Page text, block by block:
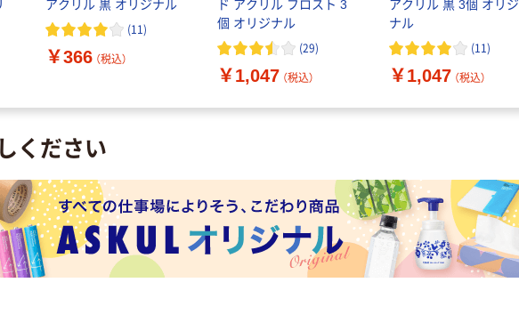
アクリル 黒 オリジナル
(11)
￥366 （税込）
ド アクリル フロスト 3
個 オリジナル
(29)
￥1,047 （税込）
アクリル 黒 3個 オリジ
ナル
(11)
￥1,047 （税込）
ください